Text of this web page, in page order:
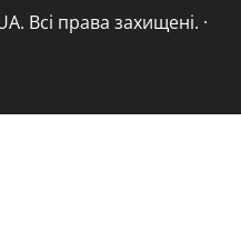
Всі права захищені. ·